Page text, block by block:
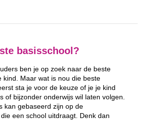
basisschool?
ben je op zoek naar de beste
kind. Maar wat is nou die beste
sta je voor de keuze of je je kind
of bijzonder onderwijs wil laten volgen.
kan gebaseerd zijn op de
een school uitdraagt. Denk dan